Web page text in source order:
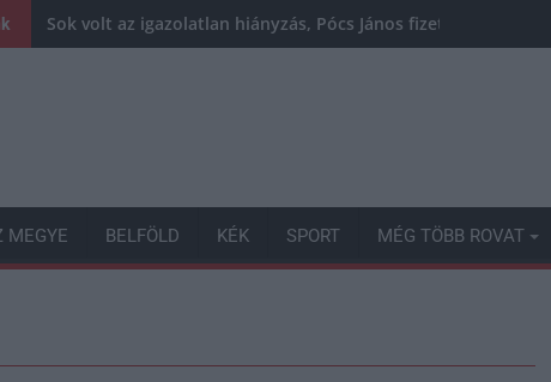
Sok volt az igazolatlan hiányzás, Pócs János fizetéslevonást
MEGYE BELFÖLD KÉK SPORT MÉG TÖBB ROVAT